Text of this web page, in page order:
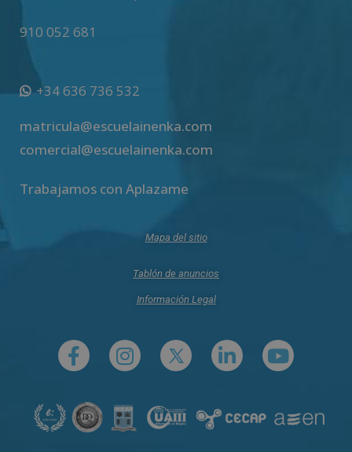
910 052 681
+34 636 736 532
matricula@escuelainenka.com
comercial@escuelainenka.com
Trabajamos con Aplazame
Mapa del sitio
Tablón de anuncios
Información Legal